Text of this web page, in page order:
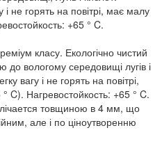
не горять на повітрі, має малу
+65 ° C.
класу. Екологічно чистий
до вологому середовищі лугів і
вагу і не горять на повітрі,
C). Нагревостойкость: +65 ° C.
товщиною в 4 мм, що
але і по ціноутворенню